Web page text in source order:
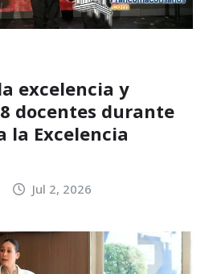
excelencia y
docentes durante
la Excelencia
Jul 2, 2026